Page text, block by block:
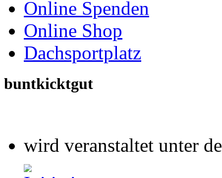
wird veranstaltet unter